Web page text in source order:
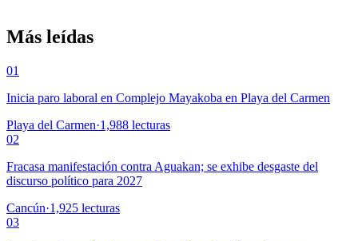
Más leídas
01
Inicia paro laboral en Complejo Mayakoba en Playa del Carmen
Playa del Carmen·1,988 lecturas
02
Fracasa manifestación contra Aguakan; se exhibe desgaste del
discurso político para 2027
Cancún·1,925 lecturas
03